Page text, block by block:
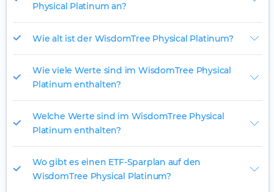
Physical Platinum an?
Wie alt ist der WisdomTree Physical Platinum?
Wie viele Werte sind im WisdomTree Physical
Platinum enthalten?
Welche Werte sind im WisdomTree Physical
Platinum enthalten?
Wo gibt es einen ETF-Sparplan auf den
WisdomTree Physical Platinum?